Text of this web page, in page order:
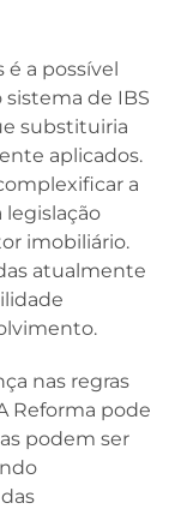
é a possível
de IBS
substituiria
aplicados.
a
imobiliário.
atualmente
nas regras
Reforma pode
podem ser